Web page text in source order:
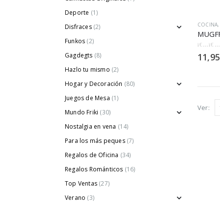
COCINA,
0out
11,95
Ver:
Deporte (1)
Disfraces (2)
Funkos (2)
Gagdegts (8)
Hazlo tu mismo (2)
Hogar y Decoración (80)
Juegos de Mesa (1)
Mundo Friki (30)
Nostalgia en vena (14)
Para los más peques (7)
Regalos de Oficina (34)
Regalos Románticos (16)
Top Ventas (27)
Verano (3)